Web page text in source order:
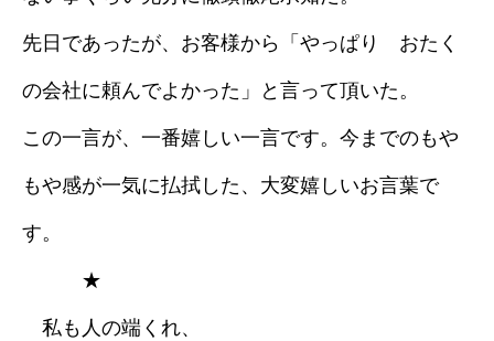
先日であったが、お客様から「やっぱり おたく
の会社に頼んでよかった」と言って頂いた。
この一言が、一番嬉しい一言です。今までのもや
もや感が一気に払拭した、大変嬉しいお言葉で
す。
★
私も人の端くれ、